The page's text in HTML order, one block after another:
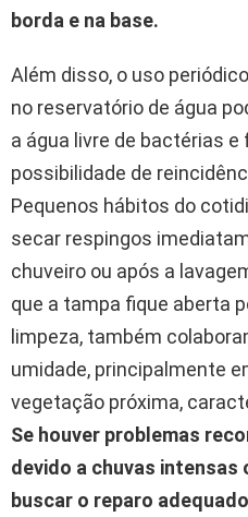
borda e na base.
Além disso, o uso
no reservatório de água
a água livre de bactérias e
possibilidade de
Pequenos hábitos do
secar respingos
chuveiro ou após a
que a tampa fique aberta
limpeza, também
umidade, principalmente
vegetação próxima,
Se houver problemas
devido a chuvas intensas
buscar o reparo